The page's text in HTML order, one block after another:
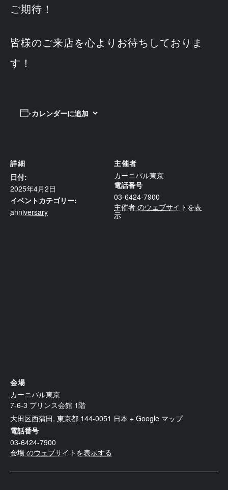
ご期待！
皆様のご来店を心よりお待ちしておりま
す！
カレンダーに追加
詳細
日付:
2025年4月2日
イベントカテゴリー:
anniversary
主催者
カーニバル東京
電話番号
03-6424-7900
主催者 のウェブサイトを表
示
会場
カーニバル東京
7-6-3 プリンス会館 1階
大田区西蒲田, 東京都 144-0051 日本 + Google マップ
電話番号
03-6424-7900
会場 のウェブサイトを表示する